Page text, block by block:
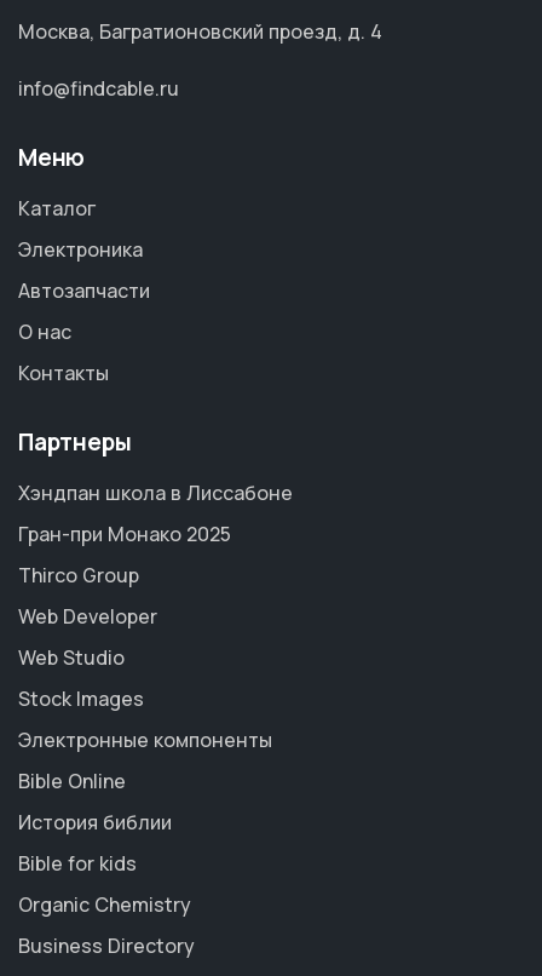
Москва, Багратионовский проезд, д. 4
info@findcable.ru
Меню
Каталог
Электроника
Автозапчасти
О нас
Контакты
Партнеры
Хэндпан школа в Лиссабоне
Гран-при Монако 2025
Thirco Group
Web Developer
Web Studio
Stock Images
Электронные компоненты
Bible Online
История библии
Bible for kids
Organic Chemistry
Business Directory